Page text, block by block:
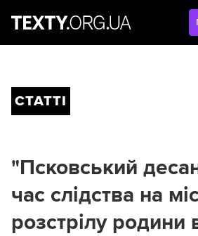
СТАТТІ
"Псковський
час слідства на
розстрілу родини